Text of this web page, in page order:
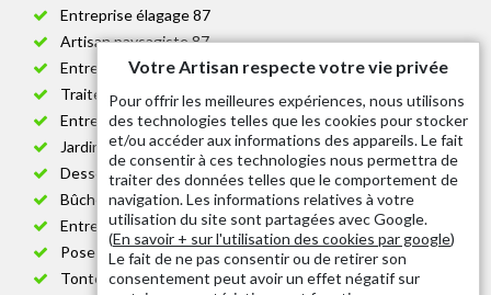
Entreprise élagage 87
Artisan paysagiste 87
Entreprise de jardinage 87
Traitement anti-chenille 87
Entreprise abattage arbre 87
Jardinier taille de haie 87
Dessouchage arbre et haie 87
Bûcheron 87
Entretien espace vert cimetière 87
Pose et changement grillage et clôture 87
Tonte de pelouse 87
Votre Artisan respecte votre vie privée
Pour offrir les meilleures expériences, nous utilisons
des technologies telles que les cookies pour stocker
et/ou accéder aux informations des appareils. Le fait
de consentir à ces technologies nous permettra de
traiter des données telles que le comportement de
navigation. Les informations relatives à votre
utilisation du site sont partagées avec Google.
(En savoir + sur l'utilisation des cookies par google)
Le fait de ne pas consentir ou de retirer son
consentement peut avoir un effet négatif sur